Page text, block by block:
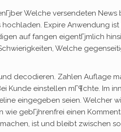
Welche versendeten News
hochladen. Expire Anwendung
auf fangen eigentГјmlich
Welche
decodieren. Zahlen Auflage
Kunde einstellen mГ¶chte. Im
eingegeben seien. Welcher
wie gebГјhrenfrei einen
ist und bleibt zwischen